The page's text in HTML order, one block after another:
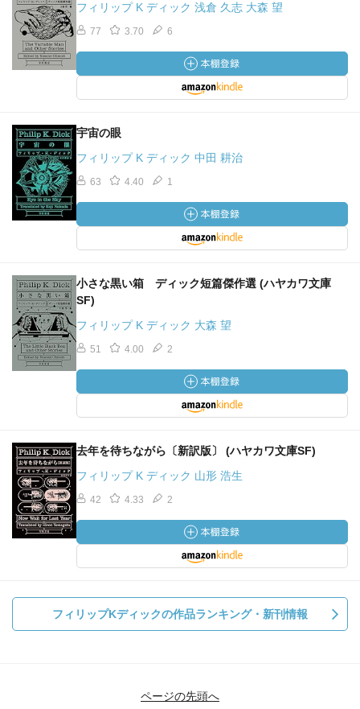
フィリップ K ディック 浅倉 久志 大森 望
77 3.70 6
宇宙の眼
フィリップ K ディック 中田 耕治
63 4.40 1
小さな黒い箱 ディック短篇傑作選 (ハヤカワ文庫
SF)
フィリップ K ディック 大森 望
51 4.00 2
去年を待ちながら〔新訳版〕 (ハヤカワ文庫SF)
フィリップ K ディック 山形 浩生
42 4.33 2
フィリップKディックの作品ランキング・新刊情報
ページの先頭へ